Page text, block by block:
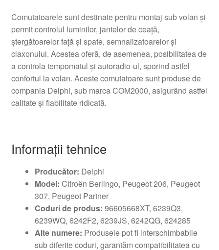
Comutatoarele sunt destinate pentru montaj sub volan și
permit controlul luminilor, jantelor de ceață,
ștergătoarelor față și spate, semnalizatoarelor și
claxonului. Acestea oferă, de asemenea, posibilitatea de
a controla tempomatul și autoradio-ul, sporind astfel
confortul la volan. Aceste comutatoare sunt produse de
compania Delphi, sub marca COM2000, asigurând astfel
calitate și fiabilitate ridicată.
Informații tehnice
Producător: Delphi
Model: Citroën Berlingo, Peugeot 206, Peugeot
307, Peugeot Partner
Coduri de produs: 96605668XT, 6239Q3,
6239WQ, 6242F2, 6239JS, 6242QG, 624285
Alte numere: Produsele pot fi interschimbabile
sub diferite coduri, garantăm compatibilitatea cu